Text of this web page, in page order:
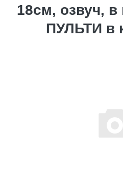
18см, озвуч,
ПУЛЬТИ в